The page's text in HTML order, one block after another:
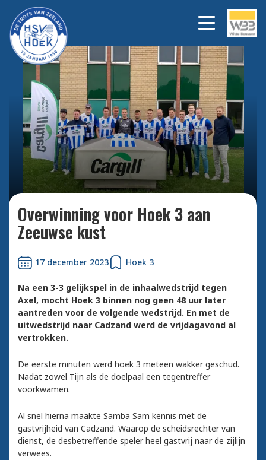
Bekijk alle foto's
Overwinning voor Hoek 3 aan
Zeeuwse kust
17 december 2023 Hoek 3
Na een 3-3 gelijkspel in de inhaalwedstrijd tegen
Axel, mocht Hoek 3 binnen nog geen 48 uur later
aantreden voor de volgende wedstrijd. En met de
uitwedstrijd naar Cadzand werd de vrijdagavond al
vertrokken.
De eerste minuten werd hoek 3 meteen wakker geschud.
Nadat zowel Tijn als de doelpaal een tegentreffer
voorkwamen.
Al snel hierna maakte Samba Sam kennis met de
gastvrijheid van Cadzand. Waarop de scheidsrechter van
dienst, de desbetreffende speler heel gastvrij naar de zijlijn
verwees.